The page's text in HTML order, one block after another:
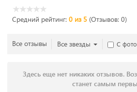
Средний рейтинг: 0 из 5 (Отзывов: 0)
Все отзывы Все звезды С фото
Здесь еще нет никаких отзывов.
станет самым